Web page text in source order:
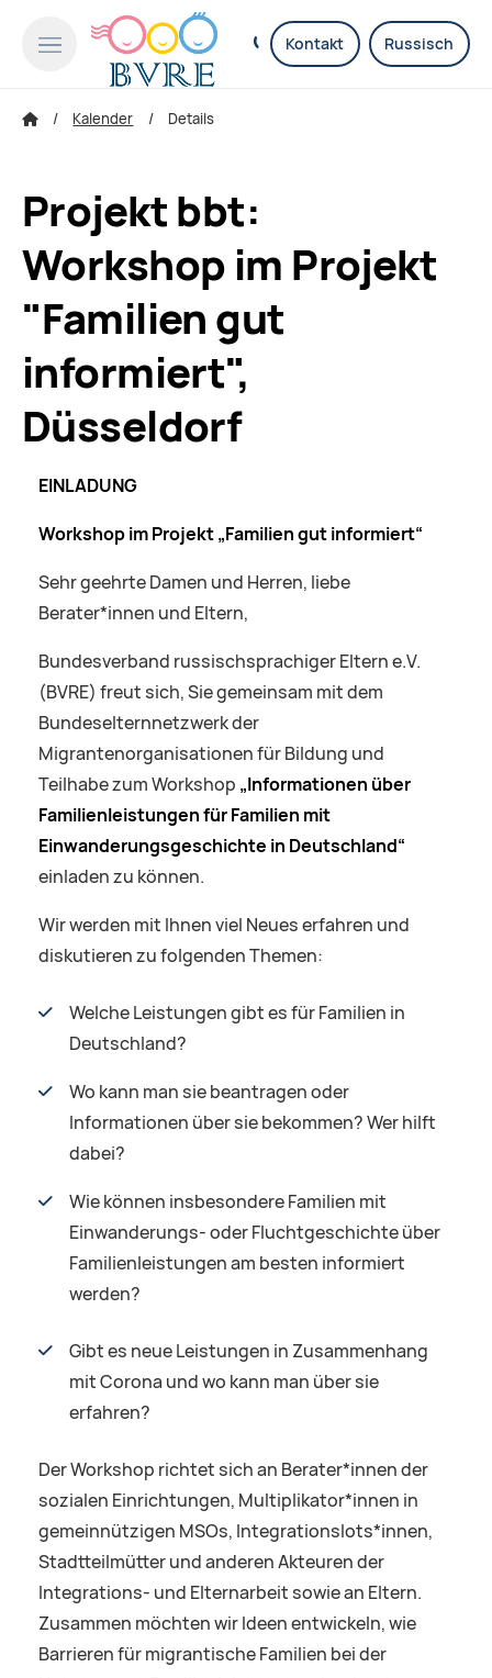
Kontakt Russisch
Kalender Details
Projekt bbt:
Workshop im Projekt
"Familien gut
informiert",
Düsseldorf
EINLADUNG
Workshop im Projekt „Familien gut informiert“
Sehr geehrte Damen und Herren, liebe
Berater*innen und Eltern,
Bundesverband russischsprachiger Eltern e.V.
(BVRE) freut sich, Sie gemeinsam mit dem
Bundeselternnetzwerk der
Migrantenorganisationen für Bildung und
Teilhabe zum Workshop „Informationen über
Familienleistungen für Familien mit
Einwanderungsgeschichte in Deutschland“
einladen zu können.
Wir werden mit Ihnen viel Neues erfahren und
diskutieren zu folgenden Themen:
Welche Leistungen gibt es für Familien in
Deutschland?
Wo kann man sie beantragen oder
Informationen über sie bekommen? Wer hilft
dabei?
Wie können insbesondere Familien mit
Einwanderungs- oder Fluchtgeschichte über
Familienleistungen am besten informiert
werden?
Gibt es neue Leistungen in Zusammenhang
mit Corona und wo kann man über sie
erfahren?
Der Workshop richtet sich an Berater*innen der
sozialen Einrichtungen, Multiplikator*innen in
gemeinnützigen MSOs, Integrationslots*innen,
Stadtteilmütter und anderen Akteuren der
Integrations- und Elternarbeit sowie an Eltern.
Zusammen möchten wir Ideen entwickeln, wie
Barrieren für migrantische Familien bei der